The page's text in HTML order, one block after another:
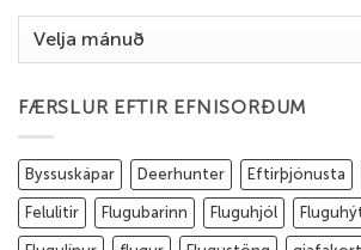
Eldri
færslur
FÆRSLUR EFTIR EFNISORÐUM
Byssuskápar Deerhunter Eftirþjónusta
Felulitir Flugubarinn Fluguhjól